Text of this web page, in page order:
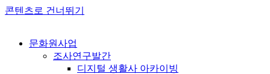
콘텐츠로 건너뛰기
문화원사업
조사연구발간
디지털 생활사 아카이빙